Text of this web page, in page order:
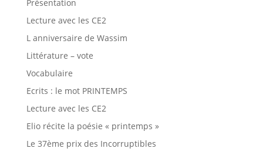
Présentation
Lecture avec les CE2
L anniversaire de Wassim
Littérature – vote
Vocabulaire
Ecrits : le mot PRINTEMPS
Lecture avec les CE2
Elio récite la poésie « printemps »
Le 37ème prix des Incorruptibles